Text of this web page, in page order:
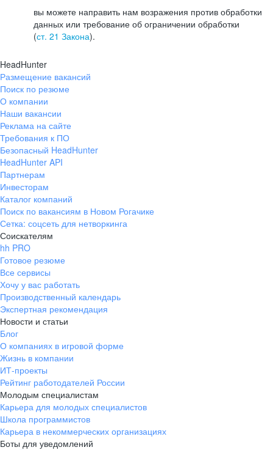
вы можете направить нам возражения против обработки
данных или требование об ограничении обработки
(ст. 21 Закона).
HeadHunter
Размещение вакансий
Поиск по резюме
О компании
Наши вакансии
Реклама на сайте
Требования к ПО
Безопасный HeadHunter
HeadHunter API
Партнерам
Инвесторам
Каталог компаний
Поиск по вакансиям в Новом Рогачике
Сетка: соцсеть для нетворкинга
Соискателям
hh PRO
Готовое резюме
Все сервисы
Хочу у вас работать
Производственный календарь
Экспертная рекомендация
Новости и статьи
Блог
О компаниях в игровой форме
Жизнь в компании
ИТ-проекты
Рейтинг работодателей России
Молодым специалистам
Карьера для молодых специалистов
Школа программистов
Карьера в некоммерческих организациях
Боты для уведомлений